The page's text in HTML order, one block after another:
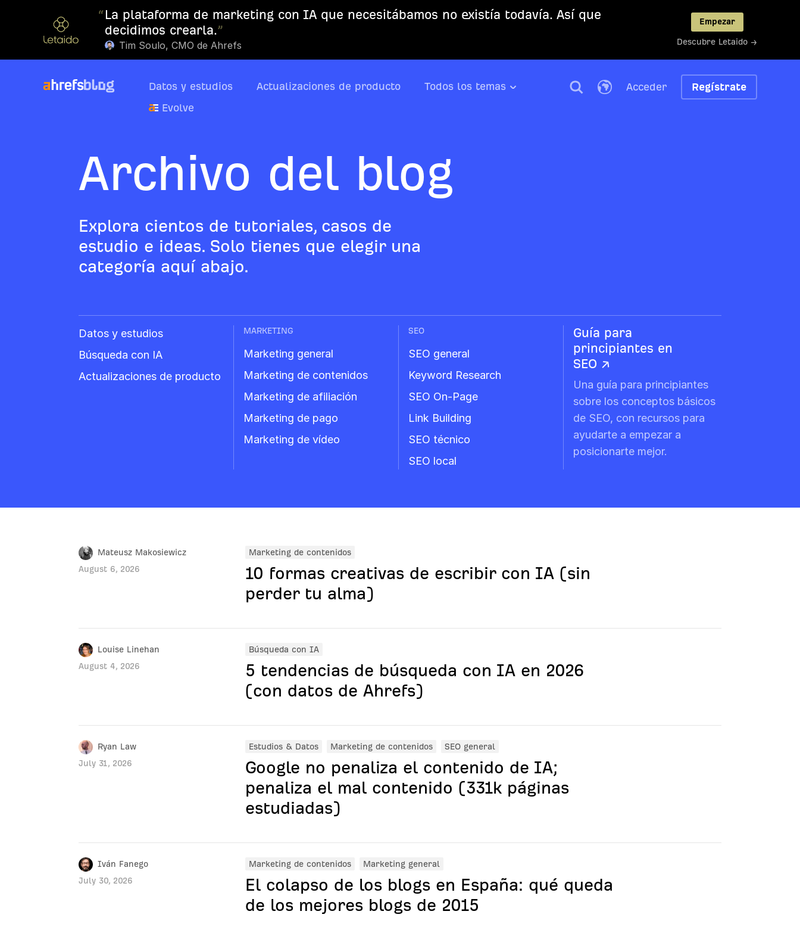
“La plataforma de marketing con IA que necesitábamos no existía todavía. Así que
decidimos crearla.”
Tim Soulo, CMO de Ahrefs
Empezar
Descubre Letaido →
Datos y estudios Actualizaciones de producto
Todos los temas
Evolve
Acceder Regístrate
Archivo del blog
Explora cientos de tutoriales, casos de
estudio e ideas. Solo tienes que elegir una
categoría aquí abajo.
Datos y estudios
Búsqueda con IA
Actualizaciones de producto
MARKETING
Marketing general
Marketing de contenidos
Marketing de afiliación
Marketing de pago
Marketing de vídeo
SEO
SEO general
Keyword Research
SEO On-Page
Link Building
SEO técnico
SEO local
Guía para
principiantes en
SEO ↗
Una guía para principiantes
sobre los conceptos básicos
de SEO, con recursos para
ayudarte a empezar a
posicionarte mejor.
Mateusz Makosiewicz
August 6, 2026
Marketing de contenidos
10 formas creativas de escribir con IA (sin
perder tu alma)
Louise Linehan
August 4, 2026
Búsqueda con IA
5 tendencias de búsqueda con IA en 2026
(con datos de Ahrefs)
Ryan Law
July 31, 2026
Estudios & Datos Marketing de contenidos SEO general
Google no penaliza el contenido de IA;
penaliza el mal contenido (331k páginas
estudiadas)
Iván Fanego
July 30, 2026
Marketing de contenidos Marketing general
El colapso de los blogs en España: qué queda
de los mejores blogs de 2015